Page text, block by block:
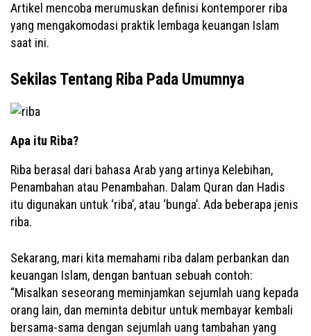
Artikel mencoba merumuskan definisi kontemporer riba
yang mengakomodasi praktik lembaga keuangan Islam
saat ini.
Sekilas Tentang Riba Pada Umumnya
Apa itu Riba?
Riba berasal dari bahasa Arab yang artinya Kelebihan,
Penambahan atau Penambahan. Dalam Quran dan Hadis
itu digunakan untuk ‘riba’, atau ‘bunga’. Ada beberapa jenis
riba.
Sekarang, mari kita memahami riba dalam perbankan dan
keuangan Islam, dengan bantuan sebuah contoh:
“Misalkan seseorang meminjamkan sejumlah uang kepada
orang lain, dan meminta debitur untuk membayar kembali
bersama-sama dengan sejumlah uang tambahan yang